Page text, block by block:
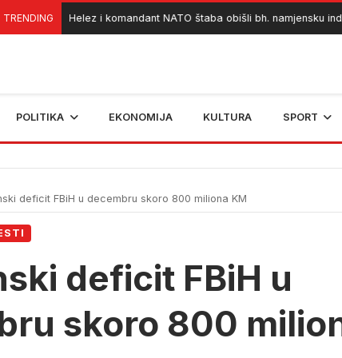
TRENDING
2026 Helez i komandant NATO štaba obišli bh. namjensku industriju
POLITIKA EKONOMIJA KULTURA SPORT
deficit FBiH u decembru skoro 800 miliona KM
deficit FBiH u
skoro 800